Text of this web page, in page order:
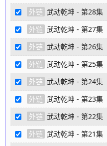
外链 武动乾坤 - 第28集
外链 武动乾坤 - 第27集
外链 武动乾坤 - 第26集
外链 武动乾坤 - 第25集
外链 武动乾坤 - 第24集
外链 武动乾坤 - 第23集
外链 武动乾坤 - 第22集
外链 武动乾坤 - 第21集